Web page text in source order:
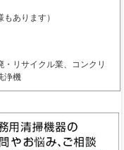
あります）
リサイクル業、コンクリ
浄機